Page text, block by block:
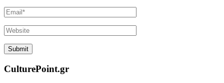
CulturePoint.gr